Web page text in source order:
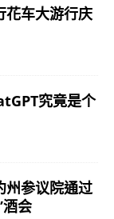
花车大游行庆
究竟是个
州参议院通过
酒会